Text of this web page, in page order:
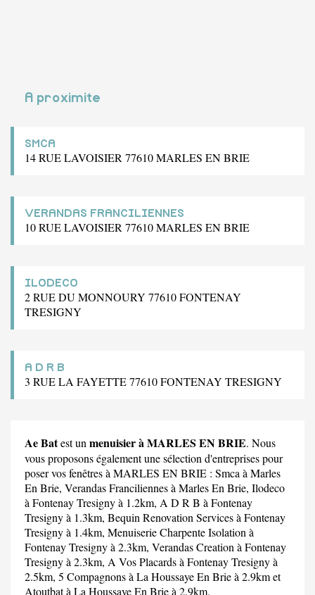
A proximite
SMCA
14 RUE LAVOISIER 77610 MARLES EN BRIE
VERANDAS FRANCILIENNES
10 RUE LAVOISIER 77610 MARLES EN BRIE
ILODECO
2 RUE DU MONNOURY 77610 FONTENAY
TRESIGNY
A D R B
3 RUE LA FAYETTE 77610 FONTENAY TRESIGNY
Ae Batest un menuisier à MARLES EN BRIE. Nous
vous proposons également une sélection d'entreprises pour
poser vos fenêtres à MARLES EN BRIE : Smca à Marles
En Brie, Verandas Franciliennesà Marles En Brie, Ilodeco
à Fontenay Tresigny à 1.2km, A D R B à Fontenay
Tresigny à 1.3km, Bequin Renovation Servicesà Fontenay
Tresigny à 1.4km, Menuiserie Charpente Isolation à
Fontenay Tresigny à 2.3km, Verandas Creation à Fontenay
Tresigny à 2.3km, A Vos Placardsà Fontenay Tresigny à
2.5km, 5 Compagnonsà La Houssaye En Brie à 2.9km et
Atoutbatà La Houssaye En Brie à 2.9km.